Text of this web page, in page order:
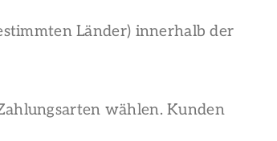
Länder) innerhalb der
wählen. Kunden